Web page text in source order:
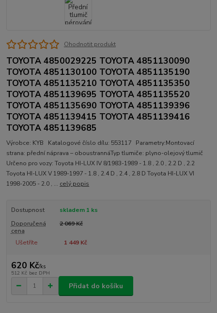
Ohodnotit produkt
TOYOTA 4850029225 TOYOTA 4851130090
TOYOTA 4851130100 TOYOTA 4851135190
TOYOTA 4851135210 TOYOTA 4851135350
TOYOTA 4851139695 TOYOTA 4851135520
TOYOTA 4851135690 TOYOTA 4851139396
TOYOTA 4851139415 TOYOTA 4851139416
TOYOTA 4851139685
Výrobce: KYB Katalogové číslo dílu: 553117 Parametry:Montovací
strana: přední náprava – oboustrannáTyp tlumiče: plyno-olejový tlumič
Určeno pro vozy: Toyota HI-LUX IV 8/1983-1989 - 1.8 , 2.0 , 2.2 D , 2.2
Toyota HI-LUX V 1989-1997 - 1.8 , 2.4 D , 2.4 , 2.8 D Toyota HI-LUX VI
1998-2005 - 2.0 , ... celý popis
Dostupnost
skladem 1 ks
Doporučená
cena
2 069 Kč
Ušetříte 1 449 Kč
620 Kč/ks
512 Kč bez DPH
Přidat do košíku